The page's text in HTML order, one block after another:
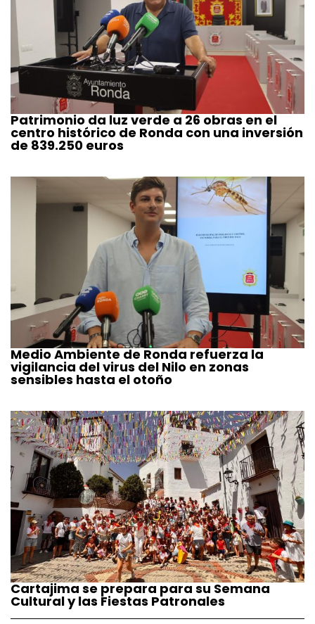
Patrimonio da luz verde a 26 obras en el
centro histórico de Ronda con una inversión
de 839.250 euros
Medio Ambiente de Ronda refuerza la
vigilancia del virus del Nilo en zonas
sensibles hasta el otoño
Cartajima se prepara para su Semana
Cultural y las Fiestas Patronales